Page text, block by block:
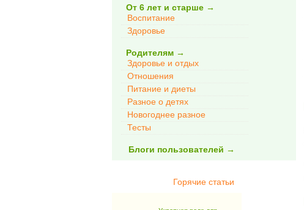
От 6 лет и старше →
Воспитание
Здоровье
Родителям →
Здоровье и отдых
Отношения
Питание и диеты
Разное о детях
Новогоднее разное
Тесты
Блоги пользователей →
Горячие статьи